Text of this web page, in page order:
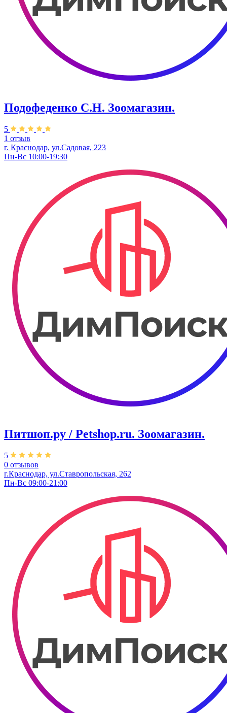
Подофеденко С.Н. Зоомагазин.
5
1 отзыв
г. Краснодар, ул.Садовая, 223
Пн-Вс 10:00-19:30
Питшоп.ру / Petshop.ru. Зоомагазин.
5
0 отзывов
г.Краснодар, ул.Ставропольская, 262
Пн-Вс 09:00-21:00